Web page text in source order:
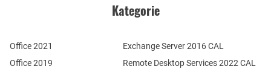
Kategorie
Office 2021
Office 2019
Remote Desktop Services 2022 CAL
Exchange Server 2016 CAL